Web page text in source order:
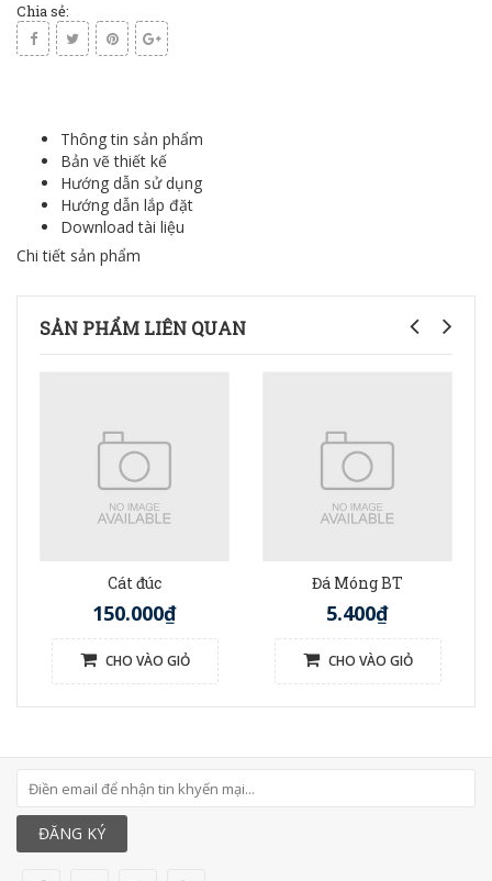
Chia sẻ:
Thông tin sản phẩm
Bản vẽ thiết kế
Hướng dẫn sử dụng
Hướng dẫn lắp đặt
Download tài liệu
Chi tiết sản phẩm
SẢN PHẨM LIÊN QUAN
Cát đúc
150.000₫
CHO VÀO GIỎ
Đá Móng BT
5.400₫
CHO VÀO GIỎ
ĐĂNG KÝ